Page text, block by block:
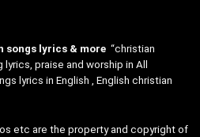
songs lyrics & more “christian
praise and worship in All
lyrics in English , English christian
etc are the property and copyright of